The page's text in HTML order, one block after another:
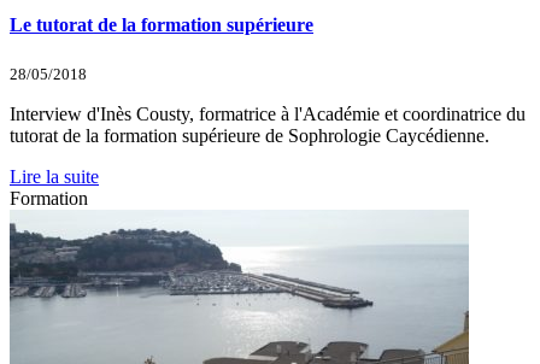
Le tutorat de la formation supérieure
28/05/2018
Interview d'Inès Cousty, formatrice à l'Académie et coordinatrice du
tutorat de la formation supérieure de Sophrologie Caycédienne.
Lire la suite
Formation